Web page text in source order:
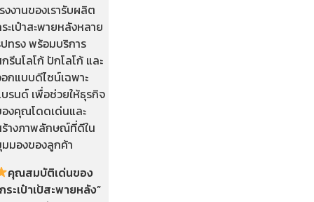
งงานของเรารับผลิต
ะเป๋าสะพายหลังหลาย
ทรง พร้อมบริการ
รีนโลโก้ ปักโลโก้ และ
กแบบดีไซน์เฉพาะ
รนด์ เพื่อช่วยให้ธุรกิจ
งคุณโดดเด่นและ
างภาพลักษณ์ที่ดีใน
มองของลูกค้า
คุณสมบัติเด่นของ
ระเป๋าเป้สะพายหลัง”